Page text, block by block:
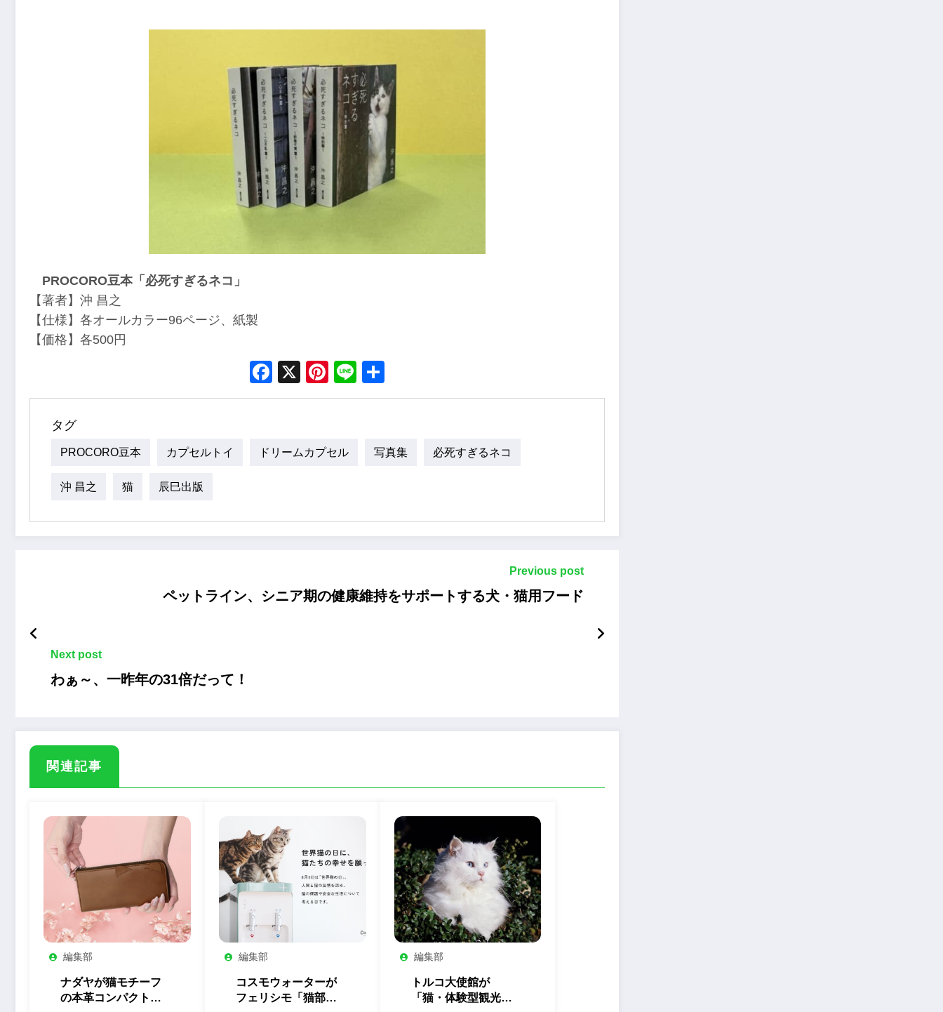
PROCORO豆本「必死すぎるネコ」
【著者】沖 昌之
【仕様】各オールカラー96ページ、紙製
【価格】各500円
Facebook
X Pinterest
Line
タグ
PROCORO豆本 カプセルトイ ドリームカプセル 写真集 必死すぎるネコ
沖 昌之 猫 辰巳出版
Previous post
ペットライン、シニア期の健康維持をサポートする犬・猫用フード
Next post
わぁ～、一昨年の31倍だって！
関連記事
編集部
ナダヤが猫モチーフ
の本革コンパクト長
編集部
コスモウォーターが
フェリシモ「猫部」
編集部
トルコ大使館が
「猫・体験型観光」